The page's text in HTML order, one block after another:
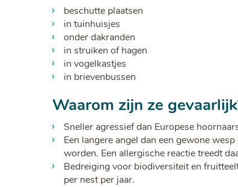
beschutte plaatsen
in tuinhuisjes
onder dakranden
in struiken of hagen
in vogelkastjes
in brievenbussen
Waarom zijn ze
Sneller agressief dan Europese
Een langere angel dan een gewone
worden. Een allergische reactie treedt
Bedreiging voor biodiversiteit en
per nest per jaar.